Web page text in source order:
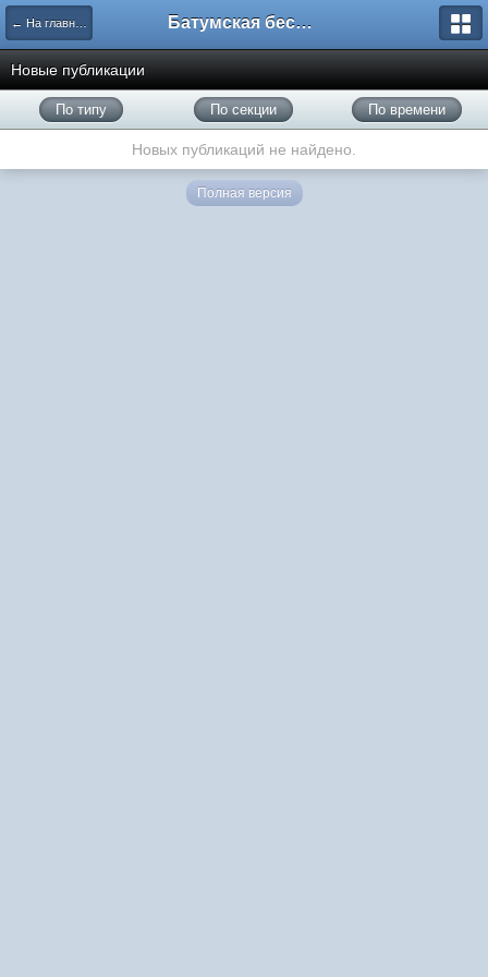
← На главную Батумская беседка
Новые публикации
По типу По секции По времени
Новых публикаций не найдено.
Полная версия